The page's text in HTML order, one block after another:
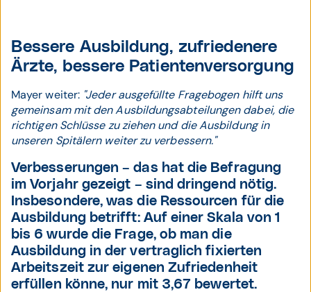
Bessere Ausbildung, zufriedenere
Ärzte, bessere Patientenversorgung
Mayer weiter: "Jeder ausgefüllte Fragebogen hilft uns
gemeinsam mit den Ausbildungsabteilungen dabei, die
richtigen Schlüsse zu ziehen und die Ausbildung in
unseren Spitälern weiter zu verbessern."
Verbesserungen – das hat die Befragung
im Vorjahr gezeigt – sind dringend nötig.
Insbesondere, was die Ressourcen für die
Ausbildung betrifft: Auf einer Skala von 1
bis 6 wurde die Frage, ob man die
Ausbildung in der vertraglich fixierten
Arbeitszeit zur eigenen Zufriedenheit
erfüllen könne, nur mit 3,67 bewertet.